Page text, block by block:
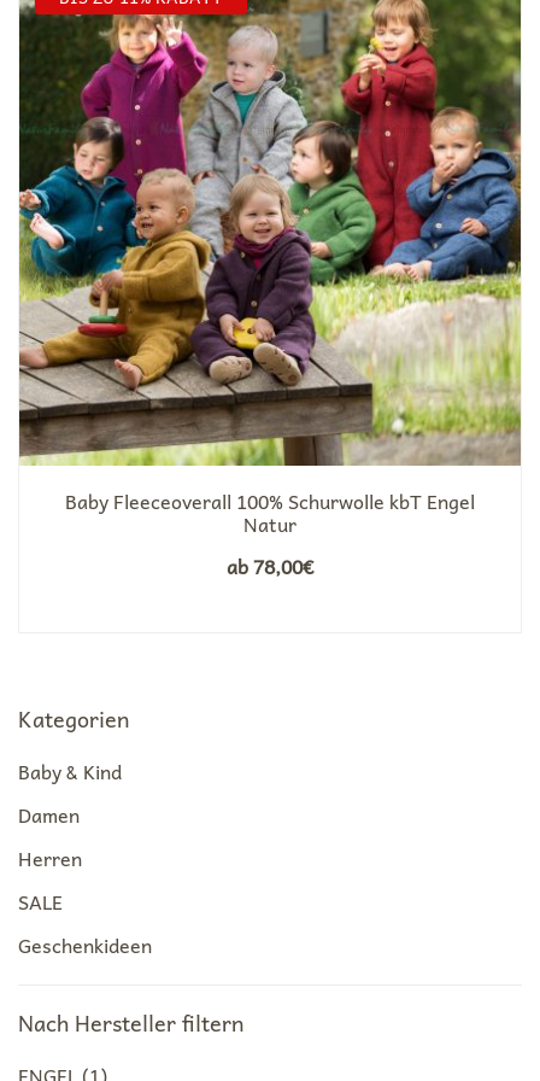
Baby Fleeceoverall 100% Schurwolle kbT Engel
Natur
ab78,00€
Kategorien
Baby & Kind
Damen
Herren
SALE
Geschenkideen
Nach Hersteller filtern